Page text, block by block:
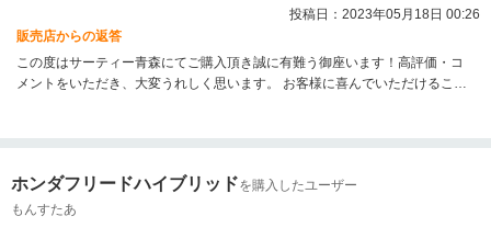
投稿日：2023年05月18日 00:26
販売店からの返答
この度はサーティー青森にてご購入頂き誠に有難う御座います！高評価・コ
メントをいただき、大変うれしく思います。 お客様に喜んでいただけること
ます。 今後ともよろしくお願いいたします。
ホンダフリードハイブリッドを購入したユーザー
もんすたあ